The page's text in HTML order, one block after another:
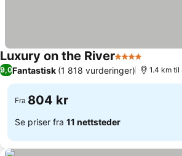
Luxury on the River4 StjernerSe priser
9,0Fantastisk (1 818 vurderinger) 1.4 km til
Fra 804 kr
Se priser fra 11 nettsteder